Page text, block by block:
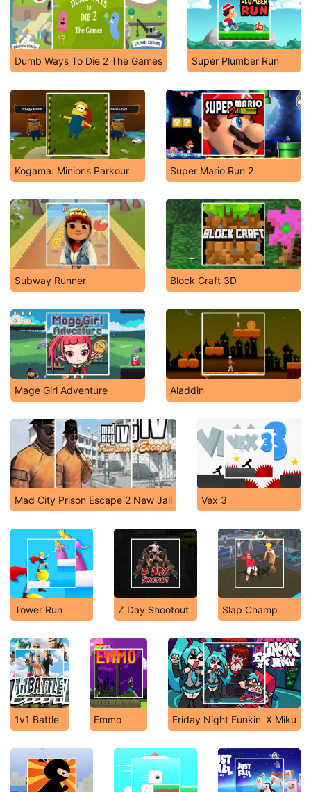
Dumb Ways To Die 2 The Games Super Plumber Run
Kogama: Minions Parkour Super Mario Run 2
Subway Runner Block Craft 3D
Mage Girl Adventure Aladdin
Mad City Prison Escape 2 New Jail Vex 3
Tower Run Z Day Shootout Slap Champ
1v1 Battle Emmo Friday Night Funkin' X Miku